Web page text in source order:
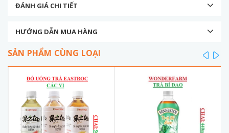
ĐÁNH GIÁ CHI TIẾT
HƯỚNG DẪN MUA HÀNG
SẢN PHẨM CÙNG LOẠI prev